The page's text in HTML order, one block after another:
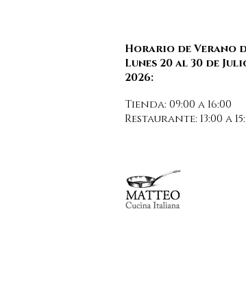
Horario de Verano
Lunes 20 al 30 de
2026:
Tienda: 09:00 a 16:00
Restaurante: 13:00 a